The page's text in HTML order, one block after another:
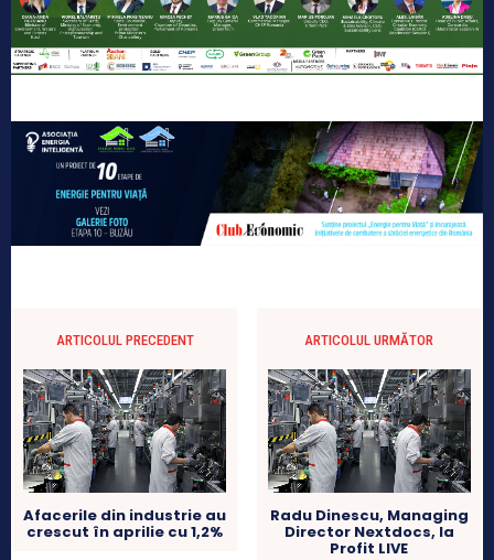
ARTICOLUL PRECEDENT
Afacerile din industrie au
crescut în aprilie cu 1,2%
ARTICOLUL URMĂTOR
Radu Dinescu, Managing
Director Nextdocs, la
Profit LIVE